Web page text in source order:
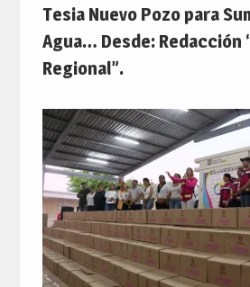
Tesia Nuevo Pozo para
Agua… Desde: Redacción
Regional”.